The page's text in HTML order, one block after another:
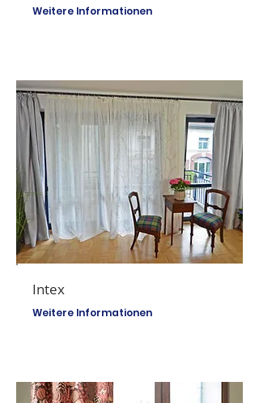
Weitere Informationen
Intex
Weitere Informationen